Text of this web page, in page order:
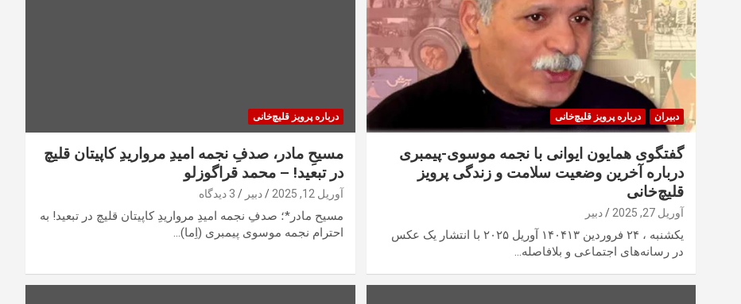
دبیران درباره پرویز قلیچ‌خانی
گفتگوی همایون ایوانی با نجمه موسوی-پیمبری
درباره آخرین وضعیت سلامت و زندگی پرویز
قلیچ‌خانی
آوریل 27, 2025 دبیر
یکشنبه ، ۲۴ فروردین ۱۴۰۴۱۳ آوریل ۲۰۲۵ با انتشار یک عکس
در رسانه‌های اجتماعی و بلافاصله…
درباره پرویز قلیچ‌خانی
مسیحِ مادر، صدفِ نجمه امیدِ مرواریدِ کاپیتان قلیچ
در تبعید! – محمد قراگوزلو
آوریل 12, 2025 دبیر 3 دیدگاه
مسیح مادر*؛ صدفِ نجمه امیدِ مرواریدِ کاپیتان قلیچ در تبعید! به
احترام نجمه موسوی پیمبری (اِما)…